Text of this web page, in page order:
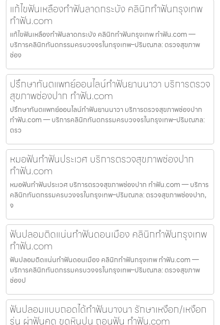
แก้ไขฟันเหลืองทำฟันลาดกระบัง คลินิกทำฟันกรุงเทพ
ทำฟัน.com
แก้ไขฟันเหลืองทำฟันลาดกระบัง คลินิกทำฟันกรุงเทพ ทำฟัน.com —
บริการคลินิกทันตกรรมครบวงจรในกรุงเทพ–ปริมณฑล: ตรวจสุขภาพ
ช่อง
ปรึกษาทันตแพทย์ออนไลน์ทำฟันยานนาวา บริการตรวจ
สุขภาพช่องปาก ทำฟัน.com
ปรึกษาทันตแพทย์ออนไลน์ทำฟันยานนาวา บริการตรวจสุขภาพช่องปาก
ทำฟัน.com — บริการคลินิกทันตกรรมครบวงจรในกรุงเทพ–ปริมณฑล:
ตรว
หมอฟันทำฟันประเวศ บริการตรวจสุขภาพช่องปาก
ทำฟัน.com
หมอฟันทำฟันประเวศ บริการตรวจสุขภาพช่องปาก ทำฟัน.com — บริการ
คลินิกทันตกรรมครบวงจรในกรุงเทพ–ปริมณฑล: ตรวจสุขภาพช่องปาก,
จ
ฟันปลอมติดแน่นทำฟันดอนเมือง คลินิกทำฟันกรุงเทพ
ทำฟัน.com
ฟันปลอมติดแน่นทำฟันดอนเมือง คลินิกทำฟันกรุงเทพ ทำฟัน.com —
บริการคลินิกทันตกรรมครบวงจรในกรุงเทพ–ปริมณฑล: ตรวจสุขภาพ
ช่องป
ฟันปลอมแบบถอดได้ทำฟันบางนา รักษาเหงือก/เหงือก
ร่น ผ่าฟันคุด ขูดหินปูน ถอนฟัน ทำฟัน.com